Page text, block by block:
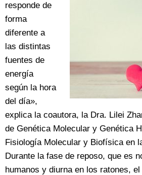
responde de
forma
diferente a
las distintas
fuentes de
energía
según la hora
del día»,
explica la coautora, la Dra. Lilei
de Genética Molecular y Genética
Fisiología Molecular y Biofísica en
Durante la fase de reposo, que es
humanos y diurna en los ratones,